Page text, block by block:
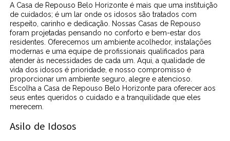
A Casa de Repouso Belo Horizonte é mais que uma instituição
de cuidados; é um lar onde os idosos são tratados com
respeito, carinho e dedicação. Nossas Casas de Repouso
foram projetadas pensando no conforto e bem-estar dos
residentes. Oferecemos um ambiente acolhedor, instalações
modernas e uma equipe de profissionais qualificados para
atender às necessidades de cada um. Aqui, a qualidade de
vida dos idosos é prioridade, e nosso compromisso é
proporcionar um ambiente seguro, alegre e atencioso.
Escolha a Casa de Repouso Belo Horizonte para oferecer aos
seus entes queridos o cuidado e a tranquilidade que eles
merecem.
Asilo de Idosos